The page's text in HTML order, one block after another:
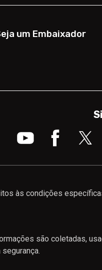
um Embaixador
às condições
são coletadas,